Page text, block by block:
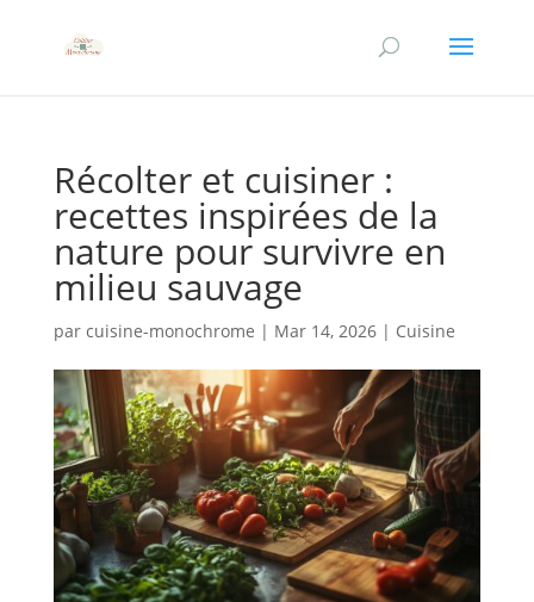
Récolter et cuisiner :
recettes inspirées de la
nature pour survivre en
milieu sauvage
par cuisine-monochrome | Mar 14, 2026| Cuisine